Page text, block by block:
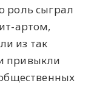
роль сыграл
артом,
из так
привыкли